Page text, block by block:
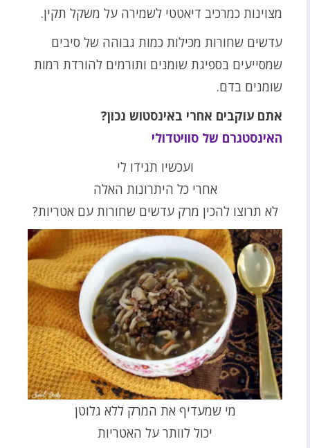
מצוינות כמרכיב דיאטטי לשמירה על משקל תקין.
עדשים שחורות מכילות כמות גבוהה של סיבים
שמסייעים בספיגת שומנים ותורמים להורדת רמות
שומנים בדם.
אתם עוקבים אחרי באינסטוש נכון?
האינסטגרם של סוויטדולי
ועכשיו תגידו לי
אחרי כל היתרונות האלה
לא תרוצו להכין מרק עדשים שחורות עם אטריות?
מי שמעדיף את המרק ללא גלוטן
יכול לוותר על האטריות